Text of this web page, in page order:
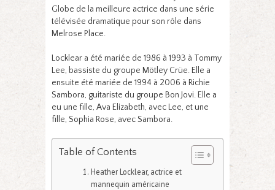
Globe de la meilleure actrice dans une série
télévisée dramatique pour son rôle dans
Melrose Place.
Locklear a été mariée de 1986 à 1993 à Tommy
Lee, bassiste du groupe Mötley Crüe. Elle a
ensuite été mariée de 1994 à 2006 à Richie
Sambora, guitariste du groupe Bon Jovi. Elle a
eu une fille, Ava Elizabeth, avec Lee, et une
fille, Sophia Rose, avec Sambora.
Table of Contents
Heather Locklear, actrice et
mannequin américaine